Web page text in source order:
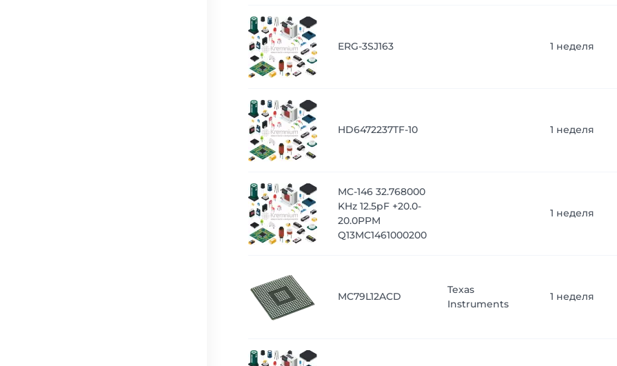
ERG-3SJ163 1 неделя
HD6472237TF-10 1 неделя
MC-146 32.768000
KHz 12.5pF +20.0-
20.0PPM
Q13MC1461000200
1 неделя
MC79L12ACD
Texas
Instruments
1 неделя